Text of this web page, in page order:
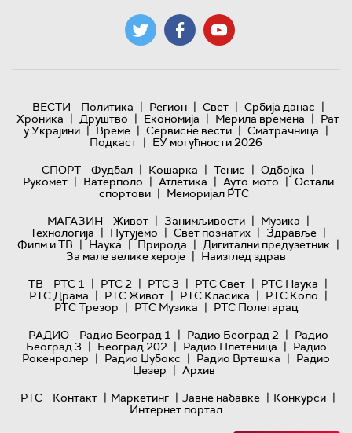
ВЕСТИ Политика | Регион | Свет | Србија данас |
Хроника | Друштво | Економија | Мерила времена | Рат
у Украјини | Време | Сервисне вести | Сматрачница |
Подкаст | ЕУ могућности 2026
СПОРТ
Фудбал | Кошарка | Тенис | Одбојка |
Рукомет | Ватерполо | Атлетика | Ауто-мото | Остали
спортови | Меморијал РТС
МАГАЗИН
Живот | Занимљивости | Музика |
Технологијa | Путујемо | Свет познатих | Здравље |
Филм и ТВ | Наука | Природа | Дигитални предузетник |
За мале велике хероје | Наизглед здрав
ТВ
РТС 1 | РТС 2 | РТС 3 | РТС Свет | РТС Наука |
РТС Драма | РТС Живот | РТС Класика | РТС Коло |
РТС Трезор | РТС Музика | РТС Полетарац
РАДИО
Радио Београд 1 | Радио Београд 2 | Радио
Београд 3 | Београд 202 | Радио Плетеница | Радио
Рокенролер | Радио Џубокс | Радио Вртешка | Радио
Џезер | Архив
РТС
Контакт | Маркетинг | Јавне набавке | Конкурси |
Интернет портал